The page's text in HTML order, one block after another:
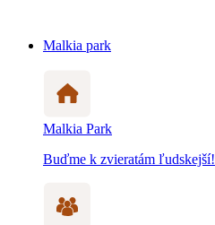
Malkia park
Malkia Park
Buďme k zvieratám ľudskejší!